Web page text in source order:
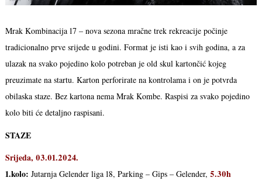
Mrak Kombinacija 17 – nova sezona mračne trek rekreacije počinje
tradicionalno prve srijede u godini. Format je isti kao i svih godina, a za
ulazak na svako pojedino kolo potreban je old skul kartončić kojeg
preuzimate na startu. Karton perforirate na kontrolama i on je potvrda
obilaska staze. Bez kartona nema Mrak Kombe. Raspisi za svako pojedino
kolo biti će detaljno raspisani.
STAZE
Srijeda, 03.01.2024.
1.kolo: Jutarnja Gelender liga 18, Parking – Gips – Gelender, 5.30h